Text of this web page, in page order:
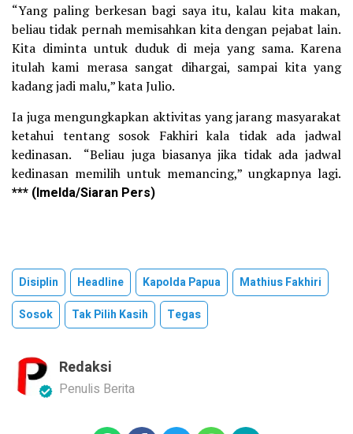
“Yang paling berkesan bagi saya itu, kalau kita makan,
beliau tidak pernah memisahkan kita dengan pejabat lain.
Kita diminta untuk duduk di meja yang sama. Karena
itulah kami merasa sangat dihargai, sampai kita yang
kadang jadi malu,” kata Julio.
Ia juga mengungkapkan aktivitas yang jarang masyarakat
ketahui tentang sosok Fakhiri kala tidak ada jadwal
kedinasan. “Beliau juga biasanya jika tidak ada jadwal
kedinasan memilih untuk memancing,” ungkapnya lagi.
*** (Imelda/Siaran Pers)
Disiplin Headline Kapolda Papua
Mathius Fakhiri
Sosok
Tak Pilih Kasih Tegas
Redaksi
Penulis Berita